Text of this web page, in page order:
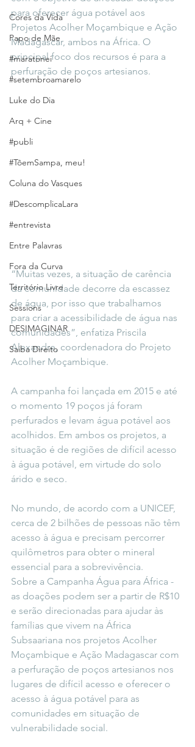
Cores da Vida
Papo de Mãe
#maratonei
#setembroamarelo
Luke do Dia
Arq + Cine
#publi
#TôemSampa, meu!
Coluna do Vasques
#DescomplicaLara
#entrevista
Entre Palavras
Fora da Curva
Território Livre
Sessions
DESIMAGINAR
Saiba Direito
para oferecer água potável aos
Projetos Acolher Moçambique e Ação
Madagascar, ambos na África. O
principal foco dos recursos é para a
perfuração de poços artesianos.
“Muitas vezes, a situação de carência
da comunidade decorre da escassez
de água, por isso que trabalhamos
para criar a acessibilidade de água nas
comunidades”, enfatiza Priscila
Alexandre, coordenadora do Projeto
Acolher Moçambique.
A campanha foi lançada em 2015 e até
o momento 19 poços já foram
perfurados e levam água potável aos
acolhidos. Em ambos os projetos, a
situação é de regiões de difícil acesso
à água potável, em virtude do solo
árido e seco.
No mundo, de acordo com a UNICEF,
cerca de 2 bilhões de pessoas não têm
acesso à água e precisam percorrer
quilômetros para obter o mineral
essencial para a sobrevivência.
Sobre a Campanha Água para África -
as doações podem ser a partir de R$10
e serão direcionadas para ajudar às
famílias que vivem na África
Subsaariana nos projetos Acolher
Moçambique e Ação Madagascar com
a perfuração de poços artesianos nos
lugares de difícil acesso e oferecer o
acesso à água potável para as
comunidades em situação de
vulnerabilidade social.